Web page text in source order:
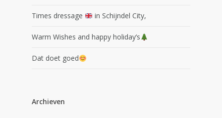
Times dressage in Schijndel City,
Warm Wishes and happy holiday’s
Dat doet goed
Archieven